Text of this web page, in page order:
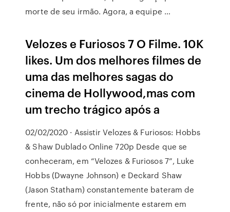
morte de seu irmão. Agora, a equipe …
Velozes e Furiosos 7 O Filme. 10K
likes. Um dos melhores filmes de
uma das melhores sagas do
cinema de Hollywood,mas com
um trecho trágico após a
02/02/2020 · Assistir Velozes & Furiosos: Hobbs
& Shaw Dublado Online 720p Desde que se
conheceram, em “Velozes & Furiosos 7”, Luke
Hobbs (Dwayne Johnson) e Deckard Shaw
(Jason Statham) constantemente bateram de
frente, não só por inicialmente estarem em